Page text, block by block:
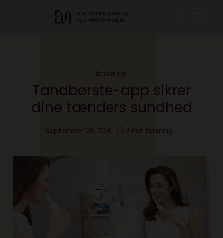
tendenser
Tandbørste-app sikrer
dine tænders sundhed
september 28, 2016 2 min læsning